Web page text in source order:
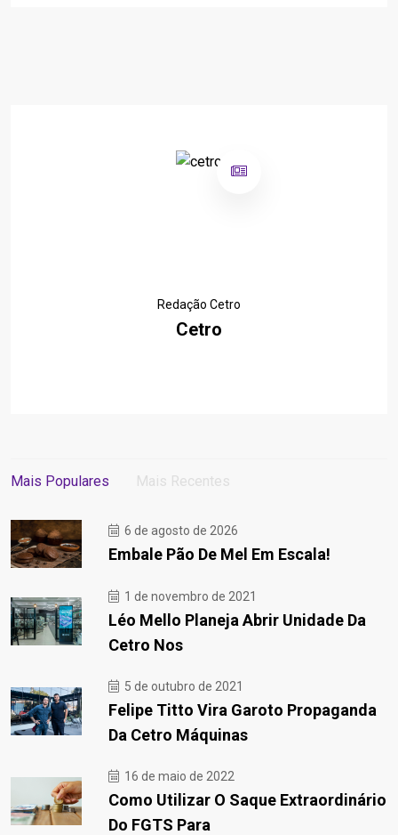
Redação Cetro
Cetro
Mais Populares Mais Recentes
6 de agosto de 2026
Embale Pão De Mel Em Escala!
1 de novembro de 2021
Léo Mello Planeja Abrir Unidade Da
Cetro Nos
5 de outubro de 2021
Felipe Titto Vira Garoto Propaganda
Da Cetro Máquinas
16 de maio de 2022
Como Utilizar O Saque Extraordinário
Do FGTS Para